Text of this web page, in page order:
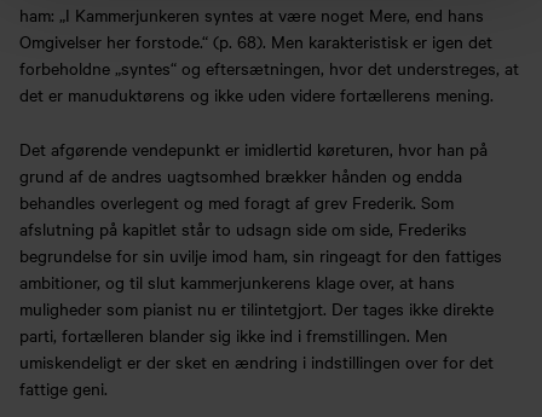
ham: „I Kammerjunkeren syntes at være noget Mere, end hans
Omgivelser her forstode.“ (p. 68). Men karakteristisk er igen det
forbeholdne „syntes“ og eftersætningen, hvor det understreges, at
det er manuduktørens og ikke uden videre fortællerens mening.
Det afgørende vendepunkt er imidlertid køreturen, hvor han på
grund af de andres uagtsomhed brækker hånden og endda
behandles overlegent og med foragt af grev Frederik. Som
afslutning på kapitlet står to udsagn side om side, Frederiks
begrundelse for sin uvilje imod ham, sin ringeagt for den fattiges
ambitioner, og til slut kammerjunkerens klage over, at hans
muligheder som pianist nu er tilintetgjort. Der tages ikke direkte
parti, fortælleren blander sig ikke ind i fremstillingen. Men
umiskendeligt er der sket en ændring i indstillingen over for det
fattige geni.